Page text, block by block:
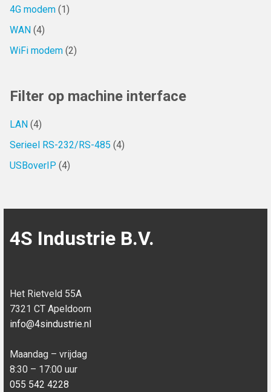
4G modem (1)
WAN (4)
WiFi modem (2)
Filter op machine interface
LAN (4)
Serieel RS-232/RS-485 (4)
USBoverIP (4)
4S Industrie B.V.
Het Rietveld 55A
7321 CT Apeldoorn
info@4sindustrie.nl
Maandag – vrijdag
8:30 – 17:00 uur
055 542 4228